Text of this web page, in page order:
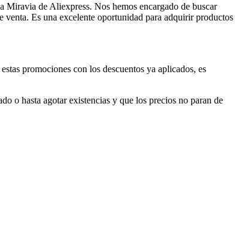
Miravia de Aliexpress. Nos hemos encargado de buscar
venta. Es una excelente oportunidad para adquirir productos
promociones con los descuentos ya aplicados, es
o hasta agotar existencias y que los precios no paran de